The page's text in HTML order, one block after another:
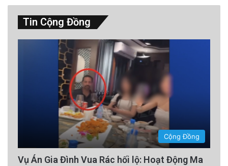
Tin Cộng Đồng
Cộng Đồng
Vụ Án Gia Đình Vua Rác hối lộ: Hoạt Động Ma